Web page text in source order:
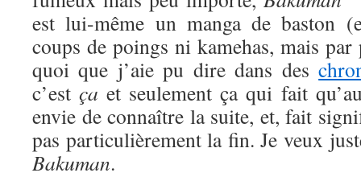
est lui-même un manga de baston
coups de poings ni kamehas, mais
quoi que j’aie pu dire dans des
c’estça et seulement ça qui fait
envie de connaître la suite, et, fait
pas particulièrement la fin. Je veux
Bakuman.